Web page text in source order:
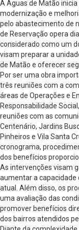
A Águas de Matão
modernização e
pelo abastecimento de
de Reservação opera
considerado como um
visam preparar a
de Matão e oferecer
Por ser uma obra
três reuniões com a
áreas de Operações e
Responsabilidade
reuniões com as
Centenário, Jardins
Pinheiros e Vila Santa
cronograma,
dos benefícios
As intervenções visam
aumentar a capacidade
atual. Além disso, os
uma avaliação das
promover benefícios
dos bairros atendidos